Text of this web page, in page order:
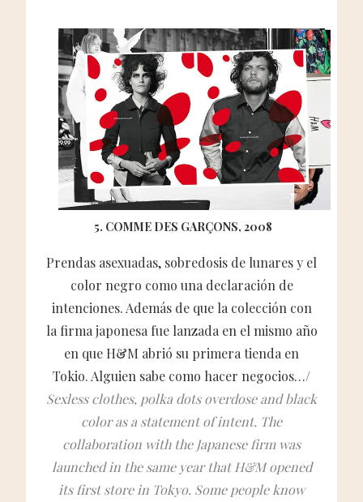
5. COMME DES GARÇONS, 2008
Prendas asexuadas, sobredosis de lunares y el
color negro como una declaración de
intenciones. Además de que la colección con
la firma japonesa fue lanzada en el mismo año
en que H&M abrió su primera tienda en
Tokio. Alguien sabe como hacer negocios…/
Sexless clothes, polka dots overdose and black
color as a statement of intent. The
collaboration with the Japanese firm was
launched in the same year that H&M opened
its first store in Tokyo. Some people know